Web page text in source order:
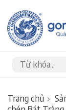
Trang chủ